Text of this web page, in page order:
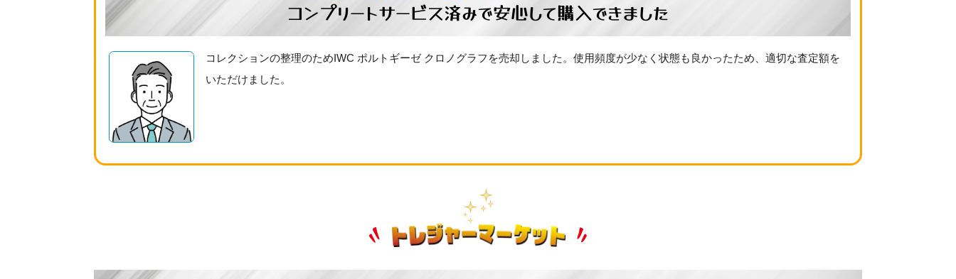
コンプリートサービス済みで安心して購入できました
コレクションの整理のためIWC ポルトギーゼ クロノグラフを売却しました。使用頻度が少なく状態も良かったため、適切な査定額を
いただけました。